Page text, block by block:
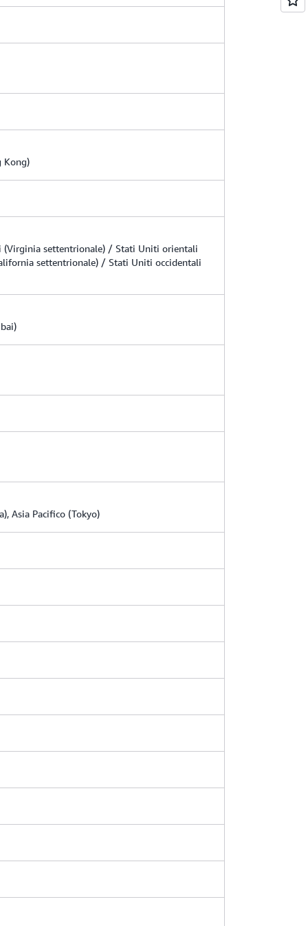
Kong)
(Virginia settentrionale) / Stati Uniti orientali
settentrionale) / Stati Uniti occidentali
Asia Pacifico (Tokyo)